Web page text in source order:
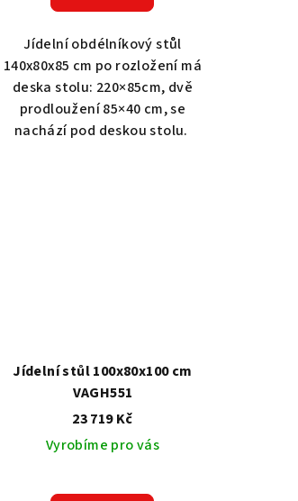
Jídelní obdélníkový stůl
140x80x85 cm po rozložení má
deska stolu: 220×85cm, dvě
prodloužení 85×40 cm, se
nachází pod deskou stolu.
Jídelní stůl 100x80x100 cm
VAGH551
23 719 Kč
Vyrobíme pro vás